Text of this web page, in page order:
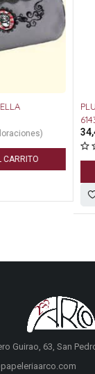
61437
34,45
Guirao, 63, San